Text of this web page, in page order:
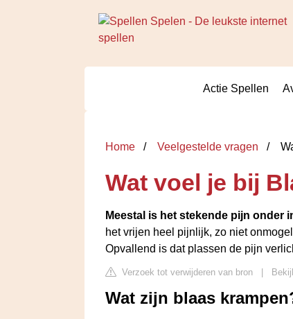
Actie Spellen
Home Veelgestelde vragen
Wat voel je bij
Meestal is het stekende pijn onder
het vrijen heel pijnlijk, zo niet
Opvallend is dat plassen de pijn
Verzoek tot verwijderen van bron
Wat zijn blaas